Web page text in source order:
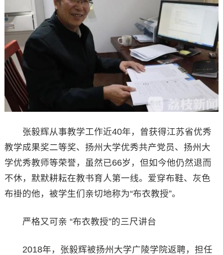
张毅辉从事教学工作近40年，曾获得江苏省优秀
教学成果奖二等奖、扬州大学优秀共产党员、扬州大
学优秀教师等荣誉，虽然已66岁，但如今他仍然退而
不休，默默耕耘在教书育人第一线。爱穿布鞋、灰色
布褂的他，被学生们亲切地称为“布衣教授”。
严格又可亲 “布衣教授”的三尺讲台
2018年，张毅辉被扬州大学广陵学院返聘，担任